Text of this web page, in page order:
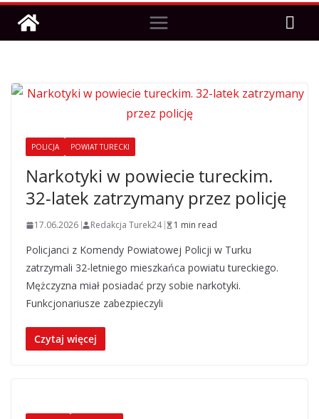
POLICJA POWIAT TURECKI
Narkotyki w powiecie tureckim.
32-latek zatrzymany przez policję
17.06.2026 Redakcja Turek24 1 min read
Policjanci z Komendy Powiatowej Policji w Turku
zatrzymali 32-letniego mieszkańca powiatu tureckiego.
Mężczyzna miał posiadać przy sobie narkotyki.
Funkcjonariusze zabezpieczyli
Czytaj więcej